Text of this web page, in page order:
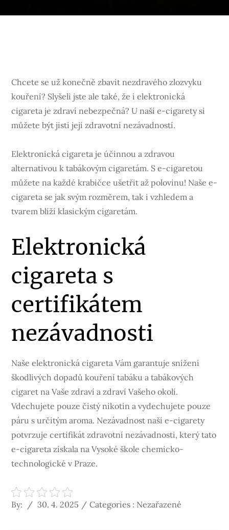
Chcete se už konečně zbavit nezdravého zlozvyku
kouření? Slyšeli jste ale také, že i elektronická
cigareta je zdraví nebezpečná? U naší e-cigarety si
můžete být jisti její zdravotní nezávadností.
Elektronická cigareta je účinnou a zdravou
alternativou k tabákovým cigaretám. S e-cigaretou
můžete na každé krabičce ušetřit až polovinu! Naše e-
cigareta se jak svým rozměrem, tak i vzhledem a
tvarem blíží klasickým cigaretám.
Elektronická
cigareta s
certifikátem
nezávadnosti
Našeelektronická cigareta Vám garantuje snížení
škodlivých dopadů kouření tabáku a tabákových
cigaret na Vaše zdraví a zdraví Vašeho okolí.
Vdechujete pouze čistý nikotin a vydechujete pouze
páru s určitým aroma. Nezávadnost naší e-cigarety
potvrzuje certifikát zdravotní nezávadnosti, který tato
e-cigareta získala na Vysoké škole chemicko-
technologické v Praze.
By:
Posted
30. 4. 2025
Categories
Categories : Nezařazené